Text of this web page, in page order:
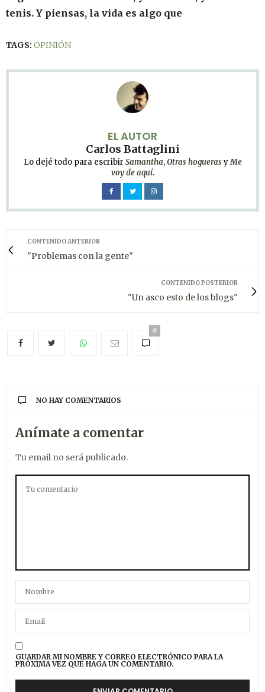
tenis. Y piensas, la vida es algo que
TAGS: OPINIÓN
EL AUTOR
Carlos Battaglini
Lo dejé todo para escribir Samantha,Otras hogueras yMe
voy de aquí.
CONTENIDO ANTERIOR
"Problemas con la gente"
CONTENIDO POSTERIOR
"Un asco esto de los blogs"
0
NO HAY COMENTARIOS
Anímate a comentar
Tu email no será publicado.
GUARDAR MI NOMBRE Y CORREO ELECTRÓNICO PARA LA
PRÓXIMA VEZ QUE HAGA UN COMENTARIO.